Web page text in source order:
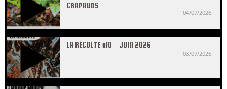
CRAPAUDS
04/07/2026
LA RÉCOLTE #10 – JUIN 2026
03/07/2026